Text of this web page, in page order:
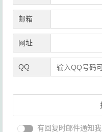
邮箱
网址
QQ
有回复时邮件通知我